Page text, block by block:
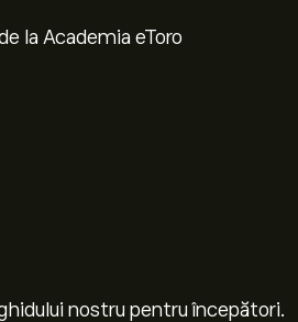
la Academia eToro
nostru pentru începători.